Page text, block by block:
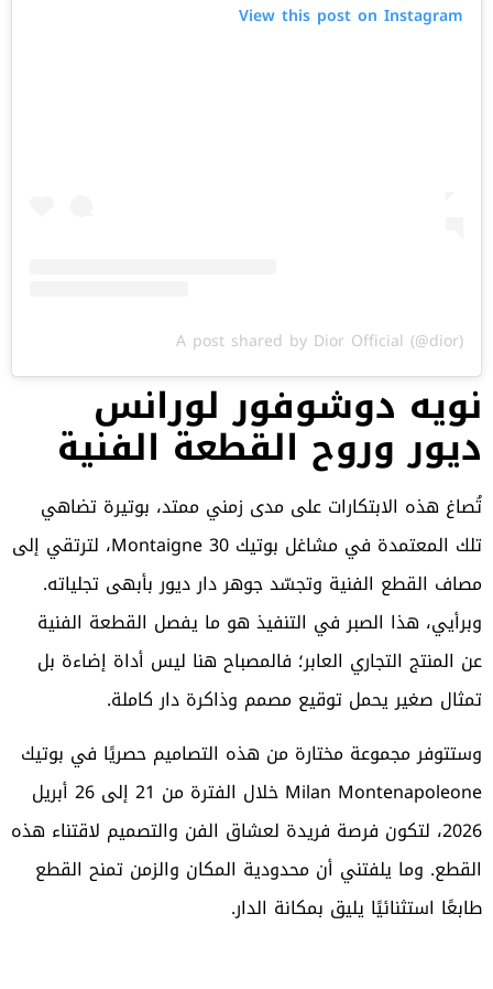
View this post on Instagram
A post shared by Dior Official (@dior)
نويه دوشوفور لورانس
ديور وروح القطعة الفنية
تُصاغ هذه الابتكارات على مدى زمني ممتد، بوتيرة تضاهي
تلك المعتمدة في مشاغل بوتيك 30 Montaigne، لترتقي إلى
مصاف القطع الفنية وتجسّد جوهر دار ديور بأبهى تجلياته.
وبرأيي، هذا الصبر في التنفيذ هو ما يفصل القطعة الفنية
عن المنتج التجاري العابر؛ فالمصباح هنا ليس أداة إضاءة بل
تمثال صغير يحمل توقيع مصمم وذاكرة دار كاملة.
وستتوفر مجموعة مختارة من هذه التصاميم حصريًا في بوتيك
Milan Montenapoleone خلال الفترة من 21 إلى 26 أبريل
2026، لتكون فرصة فريدة لعشاق الفن والتصميم لاقتناء هذه
القطع. وما يلفتني أن محدودية المكان والزمن تمنح القطع
طابعًا استثنائيًا يليق بمكانة الدار.